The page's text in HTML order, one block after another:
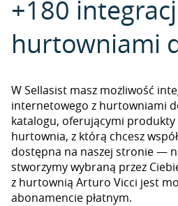
+180
hurtowniami
W Sellasist masz możliwość
internetowego z hurtowniami
katalogu, oferującymi produkty
hurtownia, z którą chcesz
dostępna na naszej stronie —
stworzymy wybraną przez
z hurtownią Arturo Vicci jest
abonamencie płatnym.